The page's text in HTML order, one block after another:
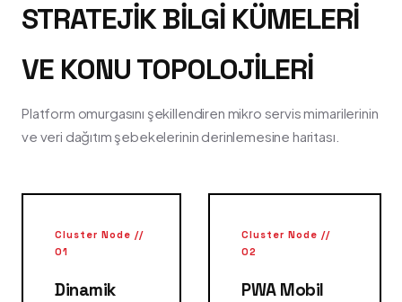
STRATEJIK BILGI KÜMELERI
VE KONU TOPOLOJILERI
Platform omurgasını şekillendiren mikro servis mimarilerinin
ve veri dağıtım şebekelerinin derinlemesine haritası.
Cluster Node //
01
Dinamik
Cluster Node //
02
PWA Mobil